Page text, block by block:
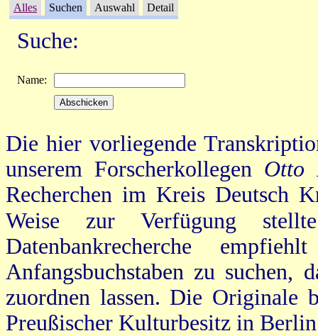
Alles Suchen Auswahl Detail
Suche:
Name:
Die hier vorliegende
unserem Forscherkollegen Otto
Recherchen im Kreis Deutsch
Weise zur Verfügung
Datenbankrecherche
Anfangsbuchstaben zu suchen,
zuordnen lassen. Die Originale
Preußischer Kulturbesitz in